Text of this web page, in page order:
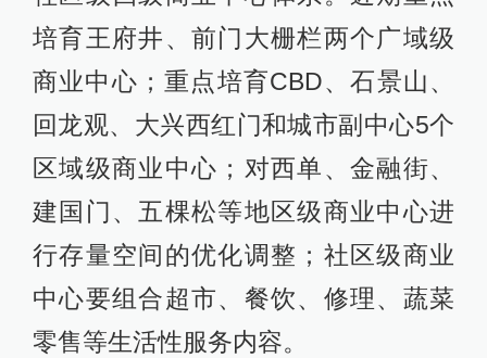
培育王府井、前门大栅栏两个广域级
商业中心；重点培育CBD、石景山、
回龙观、大兴西红门和城市副中心5个
区域级商业中心；对西单、金融街、
建国门、五棵松等地区级商业中心进
行存量空间的优化调整；社区级商业
中心要组合超市、餐饮、修理、蔬菜
零售等生活性服务内容。